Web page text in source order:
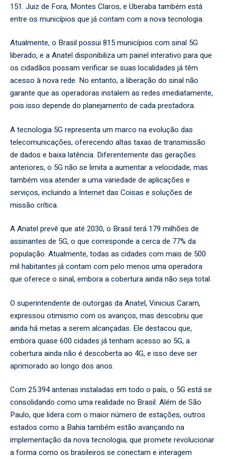
151. Juiz de Fora, Montes Claros, e Uberaba também está
entre os municípios que já contam com a nova tecnologia.
Atualmente, o Brasil possui 815 municípios com sinal 5G
liberado, e a Anatel disponibiliza um painel interativo para que
os cidadãos possam verificar se suas localidades já têm
acesso à nova rede. No entanto, a liberação do sinal não
garante que as operadoras instalem as redes imediatamente,
pois isso depende do planejamento de cada prestadora.
A tecnologia 5G representa um marco na evolução das
telecomunicações, oferecendo altas taxas de transmissão
de dados e baixa latência. Diferentemente das gerações
anteriores, o 5G não se limita a aumentar a velocidade, mas
também visa atender a uma variedade de aplicações e
serviços, incluindo a Internet das Coisas e soluções de
missão crítica.
A Anatel prevê que até 2030, o Brasil terá 179 milhões de
assinantes de 5G, o que corresponde a cerca de 77% da
população. Atualmente, todas as cidades com mais de 500
mil habitantes já contam com pelo menos uma operadora
que oferece o sinal, embora a cobertura ainda não seja total.
O superintendente de outorgas da Anatel, Vinicius Caram,
expressou otimismo com os avanços, mas descobriu que
ainda há metas a serem alcançadas. Ele destacou que,
embora quase 600 cidades já tenham acesso ao 5G, a
cobertura ainda não é descoberta ao 4G, e isso deve ser
aprimorado ao longo dos anos.
Com 25.394 antenas instaladas em todo o país, o 5G está se
consolidando como uma realidade no Brasil. Além de São
Paulo, que lidera com o maior número de estações, outros
estados como a Bahia também estão avançando na
implementação da nova tecnologia, que promete revolucionar
a forma como os brasileiros se conectam e interagem